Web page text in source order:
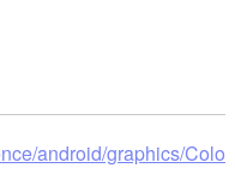
android/graphics/Colo